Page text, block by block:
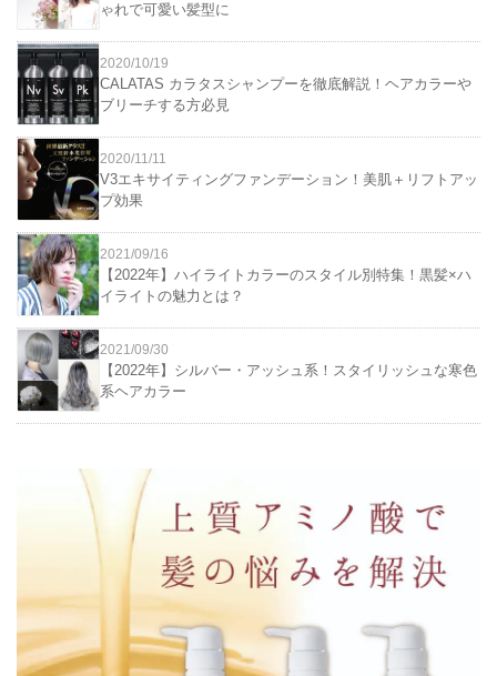
ゃれで可愛い髪型に
2020/10/19
CALATAS カラタスシャンプーを徹底解説！ヘアカラーや
ブリーチする方必見
2020/11/11
V3エキサイティングファンデーション！美肌＋リフトアッ
プ効果
2021/09/16
【2022年】ハイライトカラーのスタイル別特集！黒髪×ハ
イライトの魅力とは？
2021/09/30
【2022年】シルバー・アッシュ系！スタイリッシュな寒色
系ヘアカラー